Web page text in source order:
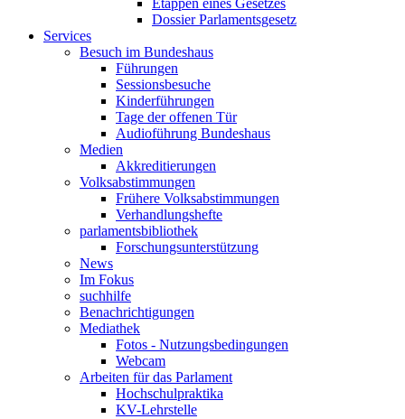
Etappen eines Gesetzes
Dossier Parlamentsgesetz
Services
Besuch im Bundeshaus
Führungen
Sessionsbesuche
Kinderführungen
Tage der offenen Tür
Audioführung Bundeshaus
Medien
Akkreditierungen
Volksabstimmungen
Frühere Volksabstimmungen
Verhandlungshefte
parlamentsbibliothek
Forschungsunterstützung
News
Im Fokus
suchhilfe
Benachrichtigungen
Mediathek
Fotos - Nutzungsbedingungen
Webcam
Arbeiten für das Parlament
Hochschulpraktika
KV-Lehrstelle